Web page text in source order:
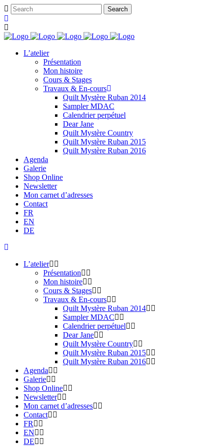
L’atelier
Présentation
Mon histoire
Cours & Stages
Travaux & En-cours
Quilt Mystère Ruban 2014
Sampler MDAC
Calendrier perpétuel
Dear Jane
Quilt Mystère Country
Quilt Mystère Ruban 2015
Quilt Mystère Ruban 2016
Agenda
Galerie
Shop Online
Newsletter
Mon carnet d’adresses
Contact
FR
EN
DE
L’atelier
Présentation
Mon histoire
Cours & Stages
Travaux & En-cours
Quilt Mystère Ruban 2014
Sampler MDAC
Calendrier perpétuel
Dear Jane
Quilt Mystère Country
Quilt Mystère Ruban 2015
Quilt Mystère Ruban 2016
Agenda
Galerie
Shop Online
Newsletter
Mon carnet d’adresses
Contact
FR
EN
DE